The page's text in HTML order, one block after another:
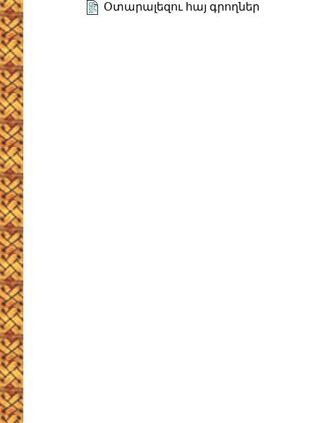
Օտարալեզու հայ գրողներ